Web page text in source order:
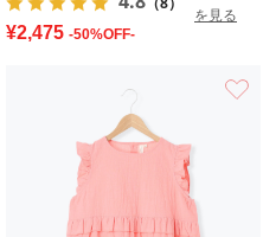
を見る
¥2,475 -50%OFF-